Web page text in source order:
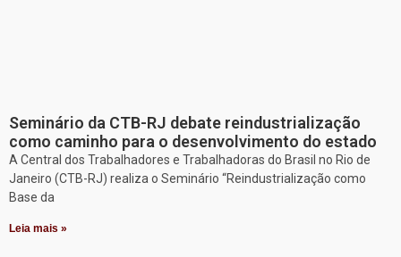
Seminário da CTB-RJ debate reindustrialização
como caminho para o desenvolvimento do estado
A Central dos Trabalhadores e Trabalhadoras do Brasil no Rio de
Janeiro (CTB-RJ) realiza o Seminário “Reindustrialização como
Base da
Leia mais »